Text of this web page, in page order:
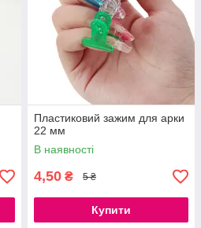
Пластиковий зажим для арки
22 мм
В наявності
4,50 ₴ 5 ₴
Купити